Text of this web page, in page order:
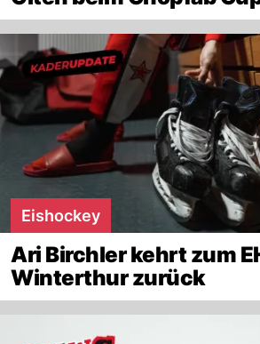
Eishockey
Ari Birchler kehrt zum
Winterthur zurück